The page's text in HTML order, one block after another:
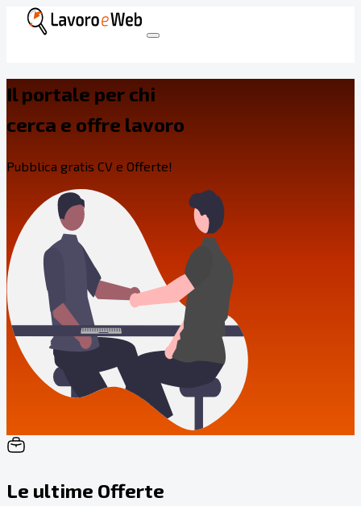
Il portale per chi
cerca e offre lavoro
Pubblica gratis CV e Offerte!
Le ultime Offerte